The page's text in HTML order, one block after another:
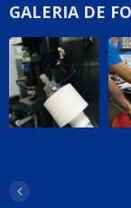
GALERIA DE